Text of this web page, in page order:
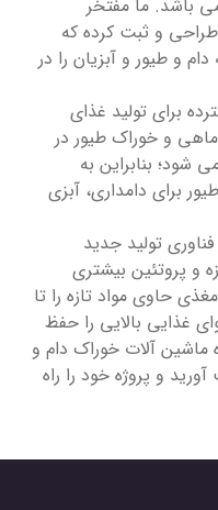
باشد. ما مفتخر
و ثبت کرده که
و طیور و آبزیان را در
برای تولید غذای
و خوراک طیور در
شود؛ بنابراین به
برای دامداری، آبزی
تولید جدید
و پروتئین بیشتری
حاوی مواد تازه را تا
غذایی بالایی را حفظ
ماشین آلات خوراک دام و
و پروژه خود را راه